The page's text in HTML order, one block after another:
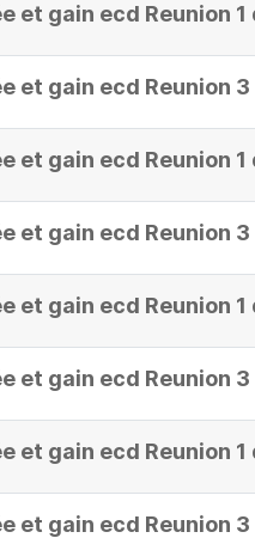
et gain ecd Reunion
et gain ecd Reunion
et gain ecd Reunion
et gain ecd Reunion
et gain ecd Reunion
et gain ecd Reunion
et gain ecd Reunion
et gain ecd Reunion